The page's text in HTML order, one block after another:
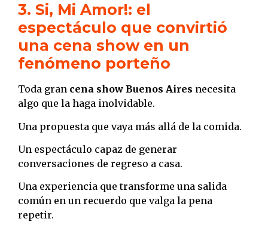
3. Si, Mi Amor!: el
espectáculo que convirtió
una cena show en un
fenómeno porteño
Toda gran cena show Buenos Aires necesita
algo que la haga inolvidable.
Una propuesta que vaya más allá de la comida.
Un espectáculo capaz de generar
conversaciones de regreso a casa.
Una experiencia que transforme una salida
común en un recuerdo que valga la pena
repetir.